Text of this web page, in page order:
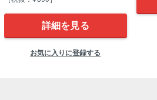
詳細を見る
お気に入りに登録する